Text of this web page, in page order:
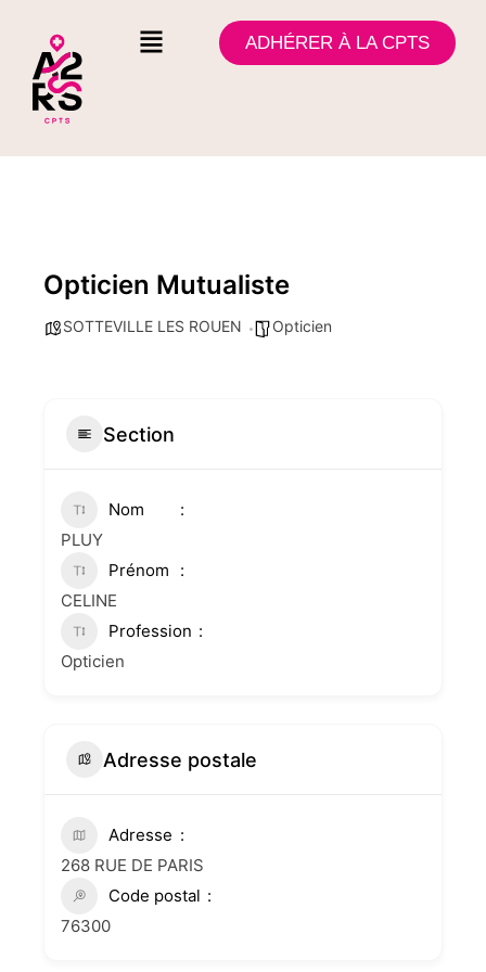
ADHÉRER À LA CPTS
Opticien Mutualiste
SOTTEVILLE LES ROUEN Opticien
Section
Nom
PLUY
Prénom
CELINE
Profession
Opticien
Adresse postale
Adresse
268 RUE DE PARIS
Code postal
76300